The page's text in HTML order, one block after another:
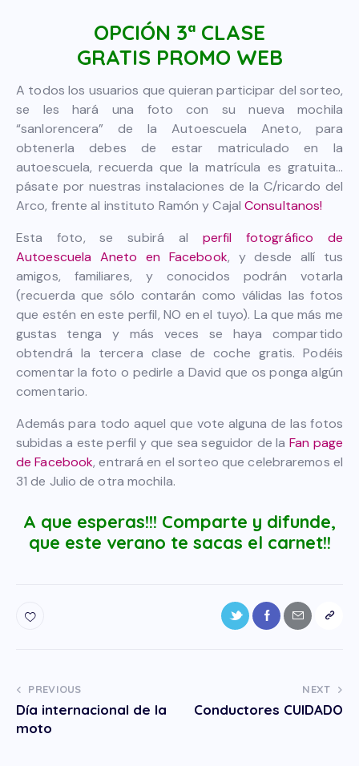
OPCIÓN 3ª CLASE
GRATIS PROMO WEB
A todos los usuarios que quieran participar del sorteo,
se les hará una foto con su nueva mochila
“sanlorencera” de la Autoescuela Aneto, para
obtenerla debes de estar matriculado en la
autoescuela, recuerda que la matrícula es gratuita…
pásate por nuestras instalaciones de la C/ricardo del
Arco, frente al instituto Ramón y CajalConsultanos!
Esta foto, se subirá al perfil fotográfico de
Autoescuela Aneto en Facebook, y desde allí tus
amigos, familiares, y conocidos podrán votarla
(recuerda que sólo contarán como válidas las fotos
que estén en este perfil, NO en el tuyo). La que más me
gustas tenga y más veces se haya compartido
obtendrá la tercera clase de coche gratis. Podéis
comentar la foto o pedirle a David que os ponga algún
comentario.
Además para todo aquel que vote alguna de las fotos
subidas a este perfil y que sea seguidor de la Fan page
de Facebook, entrará en el sorteo que celebraremos el
31 de Julio de otra mochila.
A que esperas!!! Comparte y difunde,
que este verano te sacas el carnet!!
PREVIOUS
Día internacional de la
moto
NEXT
Conductores CUIDADO